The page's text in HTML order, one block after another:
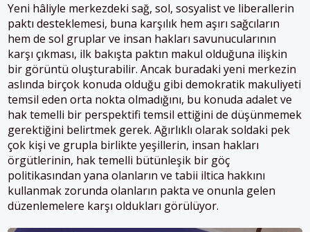
Yeni hâliyle merkezdeki sağ, sol, sosyalist ve liberallerin
paktı desteklemesi, buna karşılık hem aşırı sağcıların
hem de sol gruplar ve insan hakları savunucularının
karşı çıkması, ilk bakışta paktın makul olduğuna ilişkin
bir görüntü oluşturabilir. Ancak buradaki yeni merkezin
aslında birçok konuda olduğu gibi demokratik makuliyeti
temsil eden orta nokta olmadığını, bu konuda adalet ve
hak temelli bir perspektifi temsil ettiğini de düşünmemek
gerektiğini belirtmek gerek. Ağırlıklı olarak soldaki pek
çok kişi ve grupla birlikte yeşillerin, insan hakları
örgütlerinin, hak temelli bütünleşik bir göç
politikasından yana olanların ve tabii iltica hakkını
kullanmak zorunda olanların pakta ve onunla gelen
düzenlemelere karşı oldukları görülüyor.